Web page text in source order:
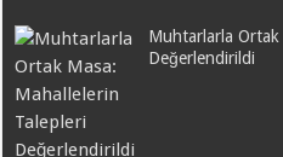
Muhtarlarla Ortak
Değerlendirildi